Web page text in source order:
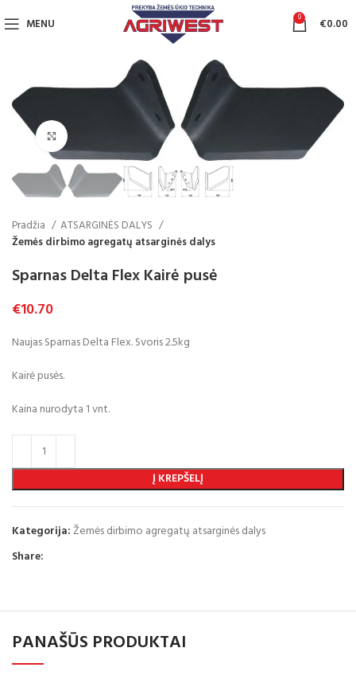
MENU 0 €0.00
Pradžia
ATSARGINĖS DALYS
Žemės dirbimo agregatų atsarginės dalys
Sparnas Delta Flex Kairė pusė
€10.70
Naujas Sparnas Delta Flex. Svoris 2.5kg
Kairė pusės.
Kaina nurodyta 1 vnt.
Į KREPŠELĮ
Kategorija:Žemės dirbimo agregatų atsarginės dalys
Share:
PANAŠŪS PRODUKTAI